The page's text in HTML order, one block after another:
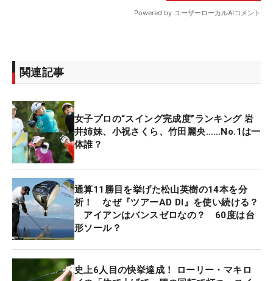
関連記事
女子プロの“スイング完成度”ランキング 岩
井姉妹、小祝さくら、竹田麗央……No.1は一
体誰？
通算11勝目を挙げた松山英樹の14本を分
析！ なぜ『ツアーAD DI』を使い続ける？
アイアンはバンスゼロなの？ 60度は台
形ソール？
史上6人目の快挙達成！ ローリー・マキロ